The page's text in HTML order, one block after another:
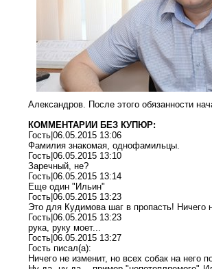
Александров. После этого обязанности
КОММЕНТАРИИ БЕЗ КУПЮР:
Гость|06.05.2015 13:06
Фамилия знакомая, однофамильцы.
Гость|06.05.2015 13:10
Заречный, не?
Гость|06.05.2015 13:14
Еще один "Ильин"
Гость|06.05.2015 13:23
Это для Кудимова шаг в пропасть! Ничего
Гость|06.05.2015 13:23
рука, руку моет...
Гость|06.05.2015 13:27
Гость писал(a):
Ничего не изменит, но всех собак на него